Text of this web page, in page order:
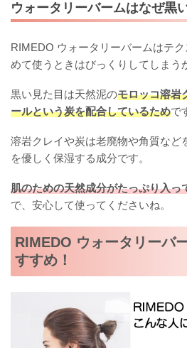
ウォータリーバームはなぜ黒
RIMEDO ウォータリーバームはテ
めて使うときはびっくりしてしまう
黒い見た目は天然泥のモロッコ溶岩
ールという炭を配合しているためで
溶岩クレイや炭は老廃物や角質など
を優しく保湿する成分です。
肌のための天然成分がたっぷり入っ
で、安心して使ってくださいね。
RIMEDO ウォータリーバ
すすめ！